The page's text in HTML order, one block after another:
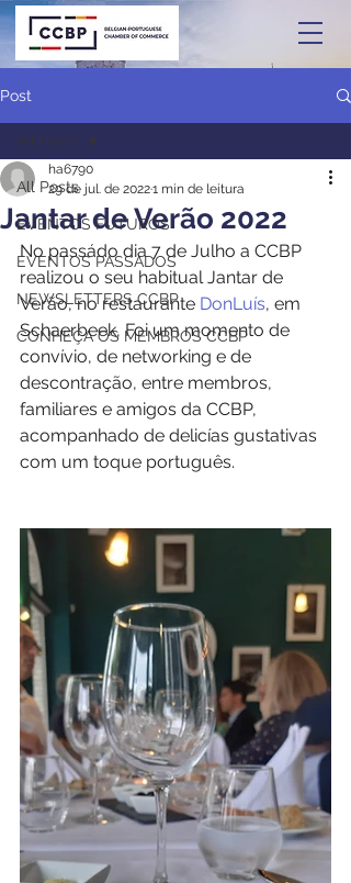
Post
All Posts
EVENTOS FUTUROS
EVENTOS PASSADOS
NEWSLETTERS CCBP
CONHEÇA OS MEMBROS CCBP
All Posts
Jantar de Verão 2022
ha6790
29 de jul. de 20221 min de leitura
No passádo dia 7 de Julho a CCBP
realizou o seu habitual Jantar de
Verão, no restaurante DonLuís, em
Schaerbeek, Foi um momento de
convívio, de networking e de
descontração, entre membros,
familiares e amigos da CCBP,
acompanhado de delicías gustativas
com um toque português.